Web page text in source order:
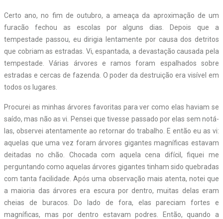
Certo ano, no fim de outubro, a ameaça da aproximação de um
furacão fechou as escolas por alguns dias. Depois que a
tempestade passou, eu dirigia lentamente por causa dos detritos
que cobriam as estradas. Vi, espantada, a devastação causada pela
tempestade. Várias árvores e ramos foram espalhados sobre
estradas e cercas de fazenda. O poder da destruição era visível em
todos os lugares.
Procurei as minhas árvores favoritas para ver como elas haviam se
saído, mas não as vi. Pensei que tivesse passado por elas sem notá-
las, observei atentamente ao retornar do trabalho. E então eu as vi:
aquelas que uma vez foram árvores gigantes magníficas estavam
deitadas no chão. Chocada com aquela cena difícil, fiquei me
perguntando como aquelas árvores gigantes tinham sido quebradas
com tanta facilidade. Após uma observação mais atenta, notei que
a maioria das árvores era escura por dentro, muitas delas eram
cheias de buracos. Do lado de fora, elas pareciam fortes e
magníficas, mas por dentro estavam podres. Então, quando a